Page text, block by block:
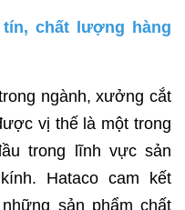
chất lượng hàng
ngành,xưởng cắt
vị thế là một trong
trong lĩnh vực sản
Hataco cam kết
sản phẩm chất